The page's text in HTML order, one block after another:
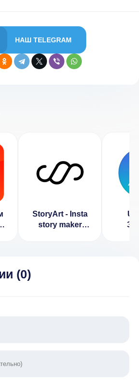
НАШ TELEGRAM
StoryArt - Insta
story maker
(0)